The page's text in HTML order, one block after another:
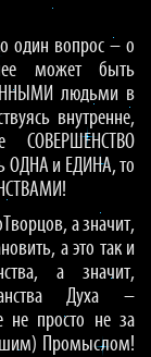
один вопрос – о
может быть
людьми в
внутренне,
СОВЕРШЕНСТВО
ОДНА и ЕДИНА, то
а значит,
а это так и
а значит,
Духа –
не просто не за
Промыслом!